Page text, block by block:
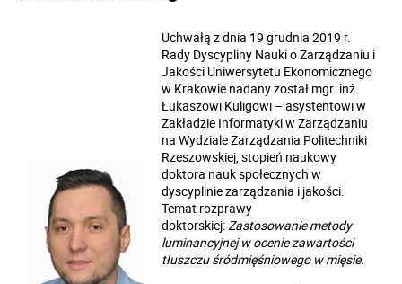
Uchwałą z dnia 19 grudnia 2019 r.
Rady Dyscypliny Nauki o Zarządzaniu i
Jakości Uniwersytetu Ekonomicznego
w Krakowie nadany został mgr. inż.
Łukaszowi Kuligowi – asystentowi w
Zakładzie Informatyki w Zarządzaniu
na Wydziale Zarządzania Politechniki
Rzeszowskiej, stopień naukowy
doktora nauk społecznych w
dyscyplinie zarządzania i jakości.
Temat rozprawy
doktorskiej:Zastosowanie metody
luminancyjnej w ocenie zawartości
tłuszczu śródmięśniowego w mięsie.